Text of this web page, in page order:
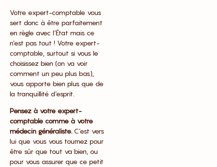
Votre expert-comptable vous
sert donc à être parfaitement
en règle avec l’État mais ce
n’est pas tout ! Votre expert-
comptable, surtout si vous le
choisissez bien (on va voir
comment un peu plus bas),
vous apporte bien plus que de
la tranquillité d’esprit.
Pensez à votre expert-
comptable comme à votre
médecin généraliste.C’est vers
lui que vous vous tournez pour
être sûr que tout va bien, ou
pour vous assurer que ce petit